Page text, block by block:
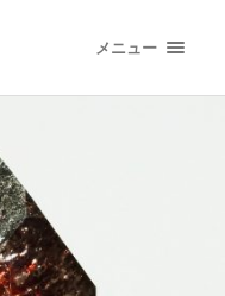
メニュー